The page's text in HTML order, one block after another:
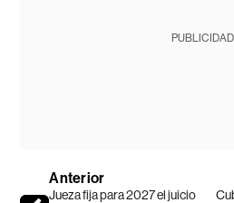
PUBLICIDAD
Anterior
Jueza fija para 2027 el juicio